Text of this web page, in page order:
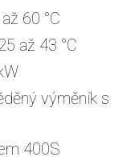
60 °C
až 43 °C
výměník s
400S